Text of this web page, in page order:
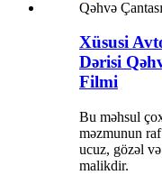
Xüsusi
Dərisi
Filmi
Bu məhsul
məzmunun
ucuz, gözəl və
malikdir.